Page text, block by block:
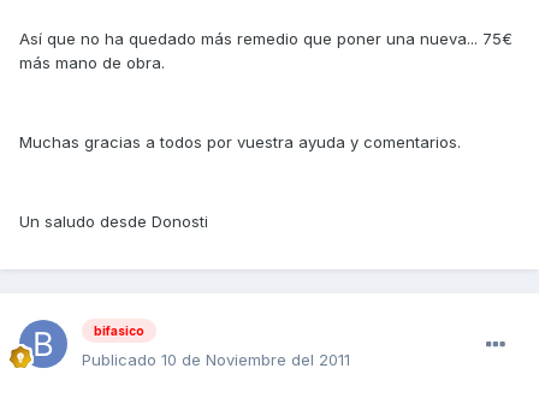
Así que no ha quedado más remedio que poner una nueva... 75€
más mano de obra.
Muchas gracias a todos por vuestra ayuda y comentarios.
Un saludo desde Donosti
bifasico
Publicado 10 de Noviembre del 2011